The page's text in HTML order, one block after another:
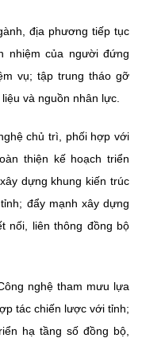
địa phương tiếp tục
nhiệm của người đứng
vụ; tập trung tháo gỡ
và nguồn nhân lực.
chủ trì, phối hợp với
thiện kế hoạch triển
dựng khung kiến trúc
đẩy mạnh xây dựng
nối, liên thông đồng bộ
nghệ tham mưu lựa
tác chiến lược với tỉnh;
hạ tầng số đồng bộ,